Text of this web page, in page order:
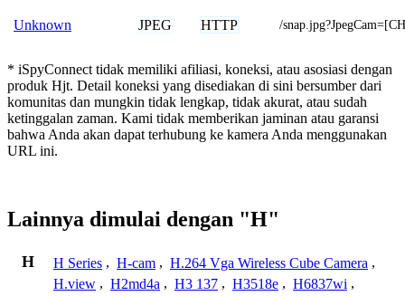
Unknown JPEG HTTP /
* iSpyConnect tidak memiliki afiliasi, koneksi, atau asosiasi dengan
produk Hjt. Detail koneksi yang disediakan di sini bersumber dari
komunitas dan mungkin tidak lengkap, tidak akurat, atau sudah
ketinggalan zaman. Kami tidak memberikan jaminan atau garansi
bahwa Anda akan dapat terhubung ke kamera Anda menggunakan
URL ini.
Lainnya dimulai dengan "H"
H H Series , H-cam , H.264 Vga Wireless Cube Camera ,
H.view , H2md4a , H3 137 , H3518e , H6837wi ,